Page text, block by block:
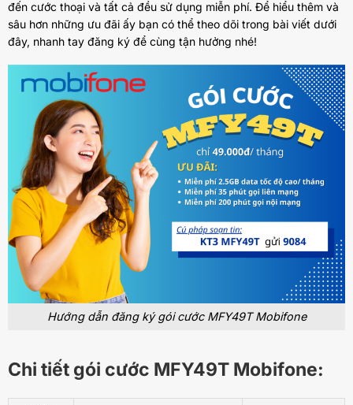
đến cước thoại và tất cả đều sử dụng miễn phí. Để hiểu thêm và
sâu hơn những ưu đãi ấy bạn có thể theo dõi trong bài viết dưới
đây, nhanh tay đăng ký để cùng tận hưởng nhé!
Hướng dẫn đăng ký gói cước MFY49T Mobifone
Chi tiết gói cước MFY49T Mobifone: